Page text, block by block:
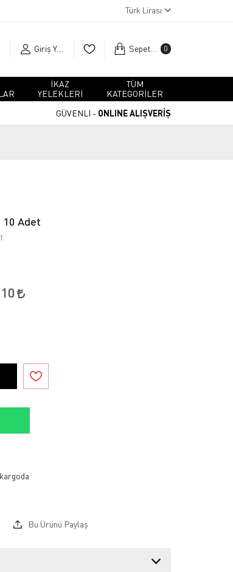
Türk Lirası
Giriş Yap Sepetim 0
İKAZ
YELEKLERİ
TÜM
KATEGORİLER
GÜVENLİ - ONLINE ALIŞVERİŞ
10 Adet
Bu Ürünü Paylaş